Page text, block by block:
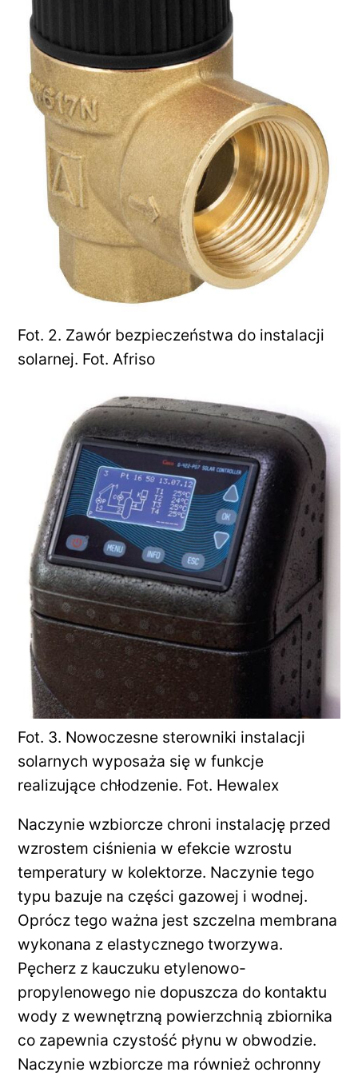
Fot. 2. Zawór bezpieczeństwa do instalacji
solarnej. Fot. Afriso
Fot. 3. Nowoczesne sterowniki instalacji
solarnych wyposaża się w funkcje
realizujące chłodzenie. Fot. Hewalex
Naczynie wzbiorcze chroni instalację przed
wzrostem ciśnienia w efekcie wzrostu
temperatury w kolektorze. Naczynie tego
typu bazuje na części gazowej i wodnej.
Oprócz tego ważna jest szczelna membrana
wykonana z elastycznego tworzywa.
Pęcherz z kauczuku etylenowo-
propylenowego nie dopuszcza do kontaktu
wody z wewnętrzną powierzchnią zbiornika
co zapewnia czystość płynu w obwodzie.
Naczynie wzbiorcze ma również ochronny